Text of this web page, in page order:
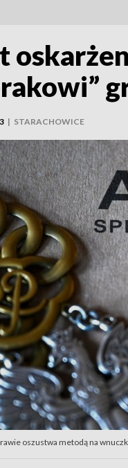
| STARACHOWICE
oszustwa metodą na